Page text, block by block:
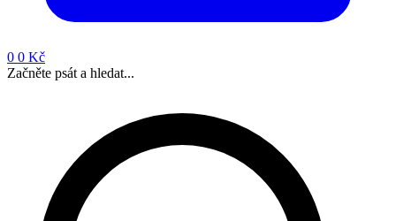
0 0 Kč
Začněte psát a hledat...